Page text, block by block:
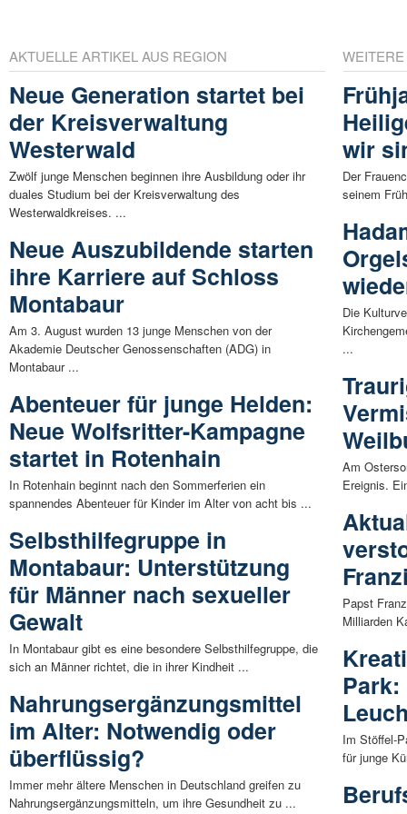
AKTUELLE ARTIKEL AUS REGION
Neue Generation startet bei
der Kreisverwaltung
Westerwald
Zwölf junge Menschen beginnen ihre Ausbildung oder ihr
duales Studium bei der Kreisverwaltung des
Westerwaldkreises. ...
Neue Auszubildende starten
ihre Karriere auf Schloss
Montabaur
Am 3. August wurden 13 junge Menschen von der
Akademie Deutscher Genossenschaften (ADG) in
Montabaur ...
Abenteuer für junge Helden:
Neue Wolfsritter-Kampagne
startet in Rotenhain
In Rotenhain beginnt nach den Sommerferien ein
spannendes Abenteuer für Kinder im Alter von acht bis ...
Selbsthilfegruppe in
Montabaur: Unterstützung
für Männer nach sexueller
Gewalt
In Montabaur gibt es eine besondere Selbsthilfegruppe, die
sich an Männer richtet, die in ihrer Kindheit ...
Nahrungsergänzungsmittel
im Alter: Notwendig oder
überflüssig?
Immer mehr ältere Menschen in Deutschland greifen zu
Nahrungsergänzungsmitteln, um ihre Gesundheit zu ...
wir
Der
seinem
Die
...
Am
Ereignis.
Papst
Milliarden
Im Stöffel-
für junge